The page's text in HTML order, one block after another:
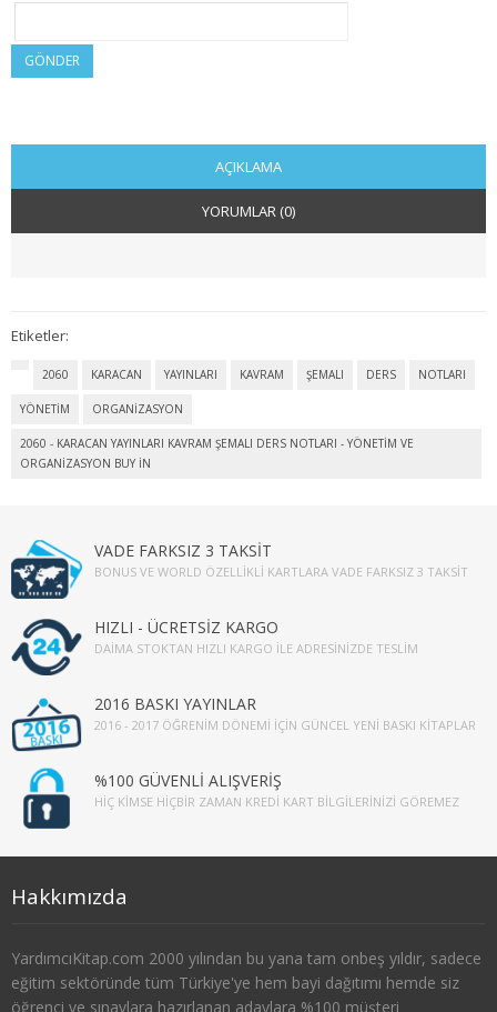
3. SINIF 5. YARIYIL KAMU
4. SINIF 7. YARIYIL KAMU
4. SINIF 8. YARIYIL KAMU
1. SINIF 1. YARIYIL MALİYE
1. SINIF 2. YARIYIL MALİYE
2. SINIF 3. YARIYIL MALİYE
3. SINIF 6. YARIYIL MALİYE
4. SINIF 7. YARIYIL MALİYE
ÇALIŞMA EKO. VE END. İLİŞ.
1. SINIF 1. YARIYIL ÇEKO
1. SINIF 2. YARIYIL ÇEKO
2. SINIF 3. YARIYIL ÇEKO
3. SINIF 5. YARIYIL ÇEKO
GÖNDER
AÇIKLAMA
YORUMLAR (0)
Etiketler:
2060 KARACAN YAYINLARI KAVRAM ŞEMALI DERS NOTLARI
YÖNETİM ORGANİZASYON
2060 - KARACAN YAYINLARI KAVRAM ŞEMALI DERS NOTLARI - YÖNETİM VE
ORGANİZASYON BUY IN
VADE FARKSIZ 3 TAKSİT
BONUS VE WORLD ÖZELLIKLI KARTLARA VADE FARKSIZ 3 TAKSIT
HIZLI - ÜCRETSİZ KARGO
DAIMA STOKTAN HIZLI KARGO İLE ADRESINIZDE TESLIM
2016 BASKI YAYINLAR
2016 - 2017 ÖĞRENIM DÖNEMI İÇIN GÜNCEL YENI BASKI KITAPLAR
%100 GÜVENLİ ALIŞVERİŞ
HIÇ KIMSE HIÇBIR ZAMAN KREDI KART BILGILERINIZI GÖREMEZ
Hakkımızda
YardımcıKitap.com 2000 yılından bu yana tam onbeş yıldır, sadece
eğitim sektöründe tüm Türkiye'ye hem bayi dağıtımı hemde siz
öğrenci ve sınavlara hazırlanan adaylara %100 müşteri